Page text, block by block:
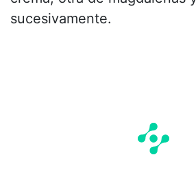
sucesivamente.